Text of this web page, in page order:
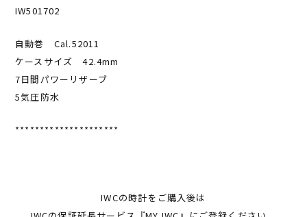
IW501702
自動巻 Cal.52011
ケースサイズ 42.4mm
7日間パワーリザーブ
5気圧防水
*********************
IWCの時計をご購入後は